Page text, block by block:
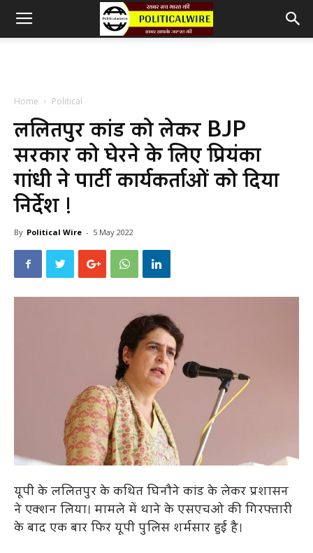
Home Political
ललितपुर कांड को लेकर BJP
सरकार को घेरने के लिए प्रियंका
गांधी ने पार्टी कार्यकर्ताओं को दिया
निर्देश !
By Political Wire - 5 May 2022
यूपी के ललितपुर के कथित घिनौने कांड के लेकर प्रशासन
ने एक्शन लिया। मामले में थाने के एसएचओ की गिरफ्तारी
के बाद एक बार फिर यूपी पुलिस शर्मसार हुई है।